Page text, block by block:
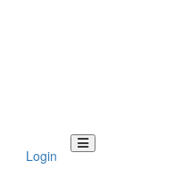
Login
Toggle